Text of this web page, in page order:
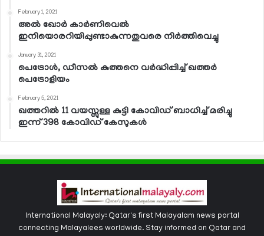
February 1, 2021
അല്‍ ഖോര്‍ കാര്‍ണിവെല്‍
ഇനിയൊരറിയിപ്പുണ്ടാകുന്നതുവരെ നിര്‍ത്തിവെച്ചു
January 31, 2021
പെട്രോള്‍, ഡീസല്‍ കുത്തനെ വര്‍ദ്ധിപ്പിച്ച് ഖത്തര്‍
പെട്രോളിയം
February 5, 2021
ഖത്തറില്‍ 11 വയസ്സുള്ള കുട്ടി കോവിഡ് ബാധിച്ച് മരിച്ചു
ഇന്ന് 398 കോവിഡ് കേസുകള്‍
International Malayaly: Qatar's first Malayalam news portal
connecting Malayalees worldwide. Stay informed on Qatar and